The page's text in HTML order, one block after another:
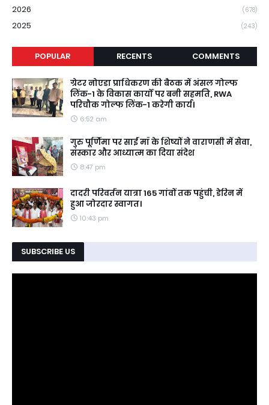
2026 (678)
2025 (243)
POPULAR RECENTS COMMENTS
ग्रेटर नोएडा प्राधिकरण की बैठक में अंसल गोल्फ
लिंक-1 के विकास कार्यों पर बनी सहमति, RWA
परिचौक गोल्फ लिंक-1 करेगी कार्य।
6:52 am
गुरु पूर्णिमा पर साईं माँ के शिष्यों ने वाराणसी में सेवा,
संस्कार और आध्यात्म का दिया संदेश
8:47 pm
दादरी परिवर्तन यात्रा 165 गांवों तक पहुंची, डेरिन में
हुआ जोरदार स्वागत।
10:43 pm
SUBSCRIBE US